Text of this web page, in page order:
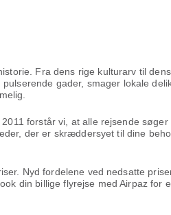
Fra dens rige kulturarv til
gader, smager lokale
forstår vi, at alle rejsende
der er skræddersyet til dine
Nyd fordelene ved nedsatte
din billige flyrejse med Airpaz for